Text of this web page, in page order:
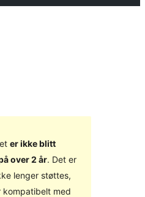
er ikke blitt
over 2 år. Det er
lenger støttes,
kompatibelt med